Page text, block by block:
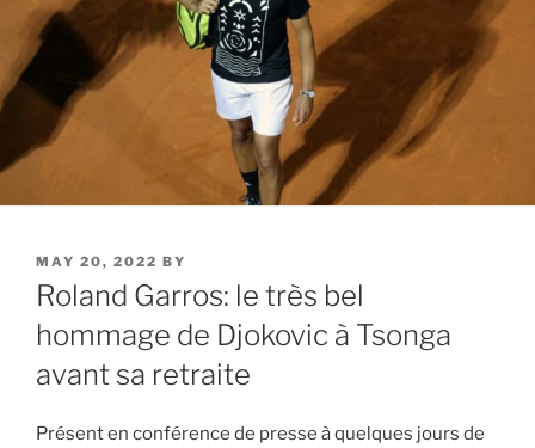
POSTED
ON
MAY 20, 2022 BY
Roland Garros: le très bel
hommage de Djokovic à Tsonga
avant sa retraite
Présent en conférence de presse à quelques jours de